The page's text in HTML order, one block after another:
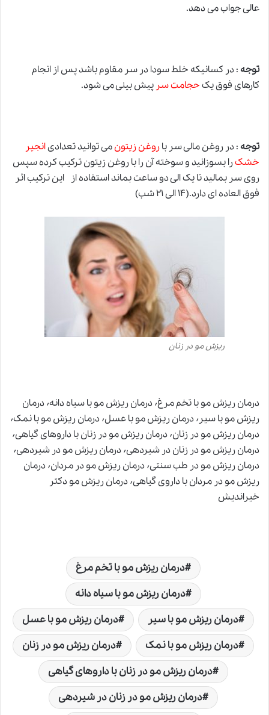
عالی جواب می دهد.
توجه: در کسانیکه خلط سودا در سر مقاوم باشد پس از انجام
کارهای فوق یکحجامت سر پیش بینی می شود.
توجه: در روغن مالی سر باروغن زیتونمی توانید تعدادیانجیر
خشکرا بسوزانید و سوخته آن را با روغن زیتون ترکیب کرده سپس
روی سر بمالید تا یک الی دو ساعت بماند استفاده از این ترکیب اثر
فوق العاده ای دارد.(۱۴ الی ۲۱ شب)
ریزش مو در زنان
درمان ریزش مو با تخم مرغ٬ درمان ریزش مو با سیاه دانه٬ درمان
ریزش مو با سیر٬ درمان ریزش مو با عسل٬ درمان ریزش مو با نمک٬
درمان ریزش مو در زنان٬ درمان ریزش مو در زنان با داروهای گیاهی٬
درمان ریزش مو در زنان در شیردهی٬ درمان ریزش مو در شیردهی٬
درمان ریزش مو در طب سنتی٬ درمان ریزش مو در مردان٬ درمان
ریزش مو در مردان با داروی گیاهی٬ درمان ریزش مو دکتر
خیراندیش
درمان ریزش مو با تخم مرغ
درمان ریزش مو با سیاه دانه
درمان ریزش مو با سیر
درمان ریزش مو با عسل
درمان ریزش مو با نمک
درمان ریزش مو در زنان
درمان ریزش مو در زنان با داروهای گیاهی
درمان ریزش مو در زنان در شیردهی